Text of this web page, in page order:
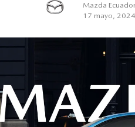
Mazda Ecuador
17 mayo, 2024